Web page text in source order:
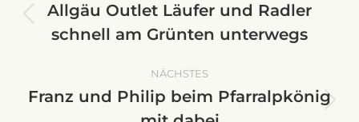
Beitrag:
Allgäu Outlet Läufer und Radler
schnell am Grünten unterwegs
NÄCHSTES
Franz und Philip beim Pfarralpkönig